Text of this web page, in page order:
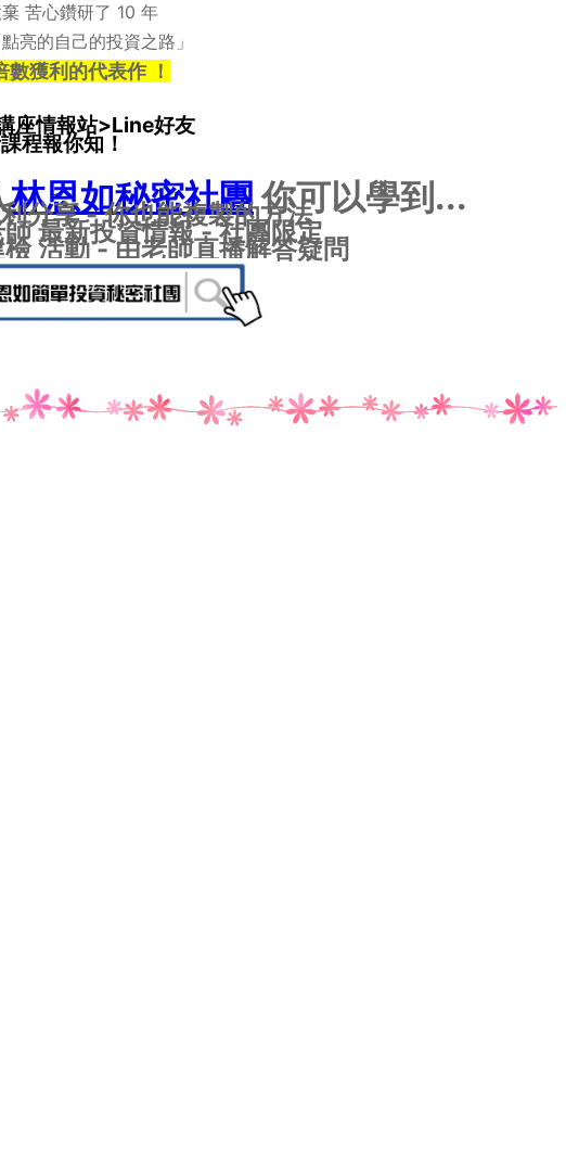
苦心鑽研了 10 年
亮的自己的投資之路」
數獲利的代表作 ！
座情報站>Line好友
程報你知！
林恩如秘密社團你可以學到...
分享 - 你也能複製的方法
最新投資情報 - 社團限定
活動 - 由老師直播解答疑問